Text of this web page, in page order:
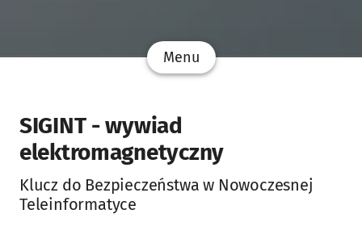
Menu
SIGINT - wywiad
elektromagnetyczny
Klucz do Bezpieczeństwa w Nowoczesnej
Teleinformatyce